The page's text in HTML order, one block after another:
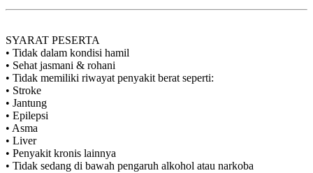
SYARAT PESERTA
• Tidak dalam kondisi hamil
• Sehat jasmani & rohani
• Tidak memiliki riwayat penyakit berat seperti:
• Stroke
• Jantung
• Epilepsi
• Asma
• Liver
• Penyakit kronis lainnya
• Tidak sedang di bawah pengaruh alkohol atau narkoba